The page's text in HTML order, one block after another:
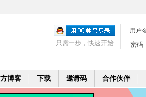
用户名
密码
只需一步，快速开始
博客 下载 邀请码 合作伙伴